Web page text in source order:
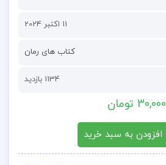
11 اکتبر 2024
کتاب های رمان
1134 بازدید
30,000 تومان
افزودن به سبد خرید